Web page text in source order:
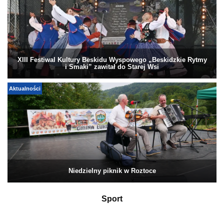
XIII Festiwal Kultury Beskidu Wyspowego „Beskidzkie Rytmy
i Smaki” zawitał do Starej Wsi
Aktualności
Niedzielny piknik w Roztoce
Sport